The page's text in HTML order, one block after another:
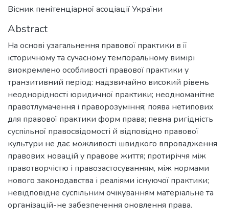
Вісник пенітенціарної асоціації України
Abstract
На основі узагальнення правової практики в її
історичному та сучасному темпоральному вимірі
виокремлено особливості правової практики у
транзитивний період: надзвичайно високий рівень
неоднорідності юридичної практики; неодноманітне
правотлумачення і праворозуміння; поява нетипових
для правової практики форм права; певна ригідність
суспільної правосвідомості й відповідно правової
культури не дає можливості швидкого впровадження
правових новацій у правове життя; протиріччя між
правотворчістю і правозастосуванням, між нормами
нового законодавства і реаліями існуючої практики;
невідповідне суспільним очікуванням матеріальне та
організацій-не забезпечення оновлення права.